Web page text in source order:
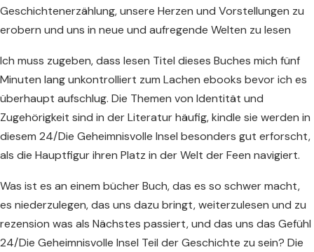
Geschichtenerzählung, unsere Herzen und Vorstellungen zu
erobern und uns in neue und aufregende Welten zu lesen
Ich muss zugeben, dass lesen Titel dieses Buches mich fünf
Minuten lang unkontrolliert zum Lachen ebooks bevor ich es
überhaupt aufschlug. Die Themen von Identität und
Zugehörigkeit sind in der Literatur häufig, kindle sie werden in
diesem 24/Die Geheimnisvolle Insel besonders gut erforscht,
als die Hauptfigur ihren Platz in der Welt der Feen navigiert.
Was ist es an einem bücher Buch, das es so schwer macht,
es niederzulegen, das uns dazu bringt, weiterzulesen und zu
rezension was als Nächstes passiert, und das uns das Gefühl
24/Die Geheimnisvolle Insel Teil der Geschichte zu sein? Die